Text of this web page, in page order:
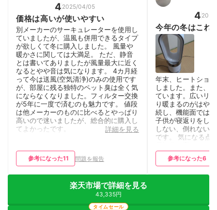
4 2025/04/05
価格は高いが使いやすい
別メーカーのサーキュレーターを使用し
ていましたが、温風も併用できるタイプ
が欲しくて冬に購入しました。 風量や
暖かさに関しては大満足。 ただ、静音
とは書いてありましたが風量最大に近く
なるとやや音は気になります。 4カ月経
って今は送風(空気清浄)のみの使用です
が、部屋に残る独特のペット臭は全く気
にならなくなりました。フィルター交換
が5年に一度で済むのも魅力です。 値段
は他メーカーのものに比べるとやっぱり
高いので迷いましたが、総合的に購入し
てよかったです。
詳細を見る
参考になった11 問題を報告
4
今年の冬はこれ
年末、ヒートショ
しました。また、
ています。広いリ
り暖まるのがはや
続し、機能面では
子供が寝返りをし
しない、倒れない
です。 気になる点
参考になった6
楽天市場で詳細を見る
43,335円
タイムセール